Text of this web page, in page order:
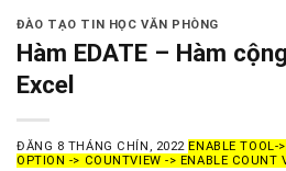
ĐÀO TẠO TIN HỌC VĂN PHÒNG
Hàm EDATE – Hàm
Excel
ĐĂNG 8 THÁNG CHÍN, 2022 ENABLE TOOL-
OPTION -> COUNTVIEW -> ENABLE COUNT